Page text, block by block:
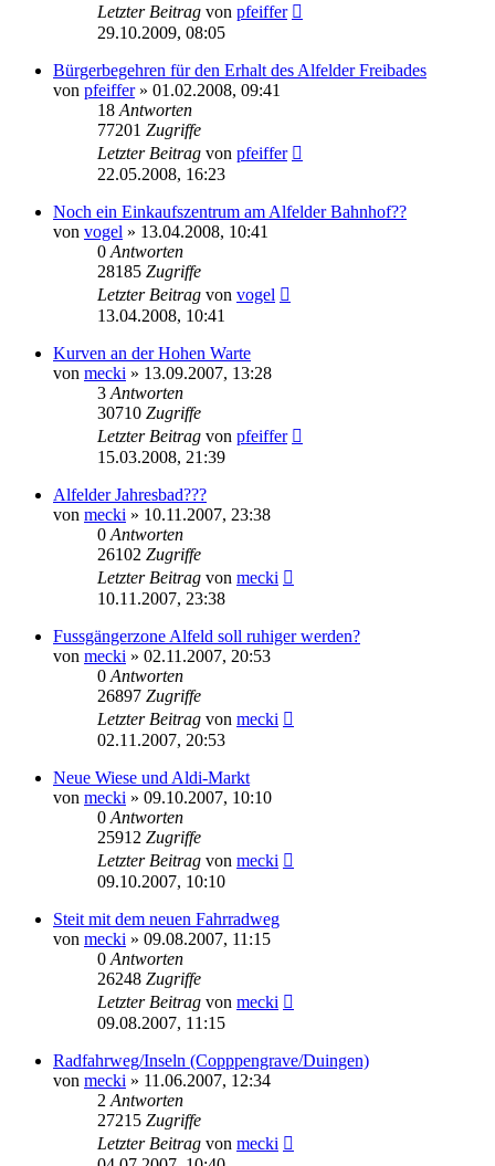
Letzter Beitrag von pfeiffer
29.10.2009, 08:05
Bürgerbegehren für den Erhalt des Alfelder Freibades
von pfeiffer» 01.02.2008, 09:41
18 Antworten
77201 Zugriffe
Letzter Beitrag von pfeiffer
22.05.2008, 16:23
Noch ein Einkaufszentrum am Alfelder Bahnhof??
von vogel » 13.04.2008, 10:41
0 Antworten
28185 Zugriffe
Letzter Beitrag von vogel
13.04.2008, 10:41
Kurven an der Hohen Warte
von mecki » 13.09.2007, 13:28
3 Antworten
30710 Zugriffe
Letzter Beitrag von pfeiffer
15.03.2008, 21:39
Alfelder Jahresbad???
von mecki » 10.11.2007, 23:38
0 Antworten
26102 Zugriffe
Letzter Beitrag von mecki
10.11.2007, 23:38
Fussgängerzone Alfeld soll ruhiger werden?
von mecki » 02.11.2007, 20:53
0 Antworten
26897 Zugriffe
Letzter Beitrag von mecki
02.11.2007, 20:53
Neue Wiese und Aldi-Markt
von mecki » 09.10.2007, 10:10
0 Antworten
25912 Zugriffe
Letzter Beitrag von mecki
09.10.2007, 10:10
Steit mit dem neuen Fahrradweg
von mecki » 09.08.2007, 11:15
0 Antworten
26248 Zugriffe
Letzter Beitrag von mecki
09.08.2007, 11:15
Radfahrweg/Inseln (Copppengrave/Duingen)
von mecki » 11.06.2007, 12:34
2 Antworten
27215 Zugriffe
Letzter Beitrag von mecki